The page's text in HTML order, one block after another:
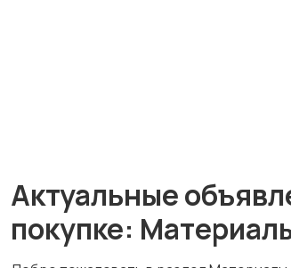
Актуальные
покупке: